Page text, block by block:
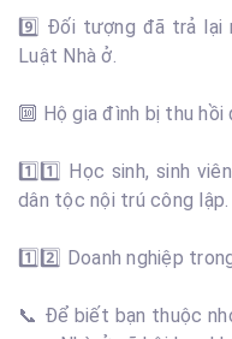
9️⃣ Đối tượng đã trả lại
Luật Nhà ở.
🔟 Hộ gia đình bị thu
1️⃣1️⃣ Học sinh, sinh
dân tộc nội trú công lập.
1️⃣2️⃣ Doanh nghiệp
📞 Để biết bạn thuộc